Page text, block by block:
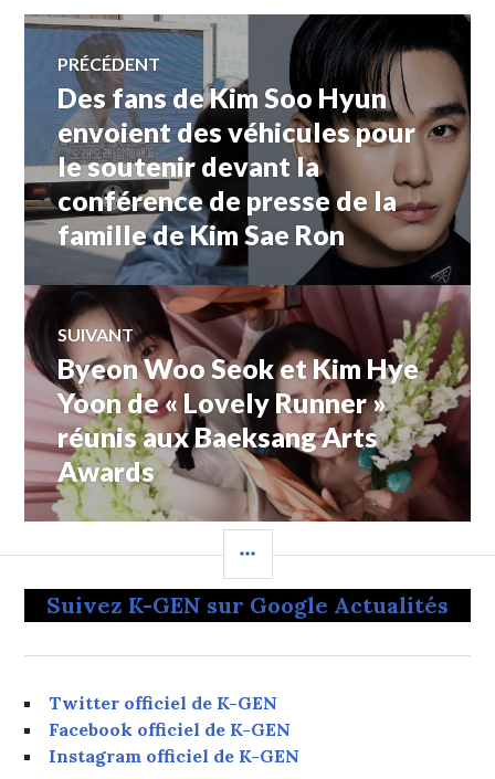
Navigation
de
l’article
PRÉCÉDENT
Article
précédent :
Des fans de Kim Soo Hyun
envoient des véhicules pour
le soutenir devant la
conférence de presse de la
famille de Kim Sae Ron
SUIVANT
Article
Suivant:
Byeon Woo Seok et Kim Hye
Yoon de « Lovely Runner »
réunis aux Baeksang Arts
Awards
LATÉRALE
Suivez K-GEN sur Google Actualités
Twitter officiel de K-GEN
Facebook officiel de K-GEN
Instagram officiel de K-GEN